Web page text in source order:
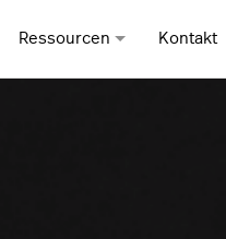
Ressourcen Kontakt